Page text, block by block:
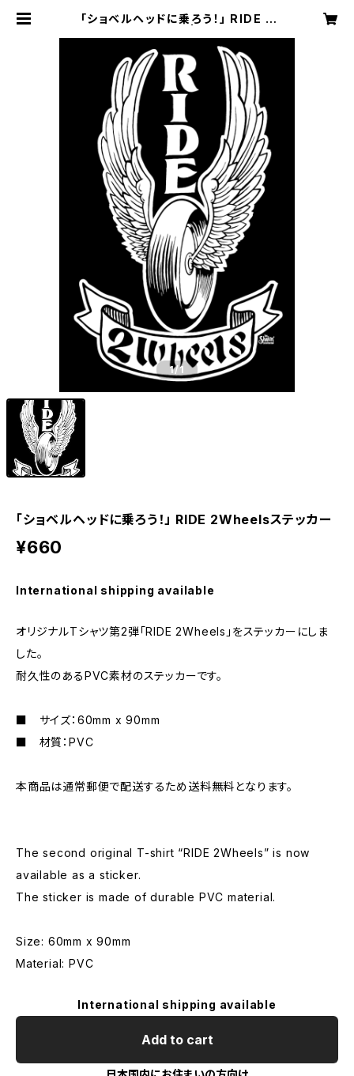
「ショベルヘッドに乗ろう！」 RIDE 2
ovelhead! BASE branch
1/1
「ショベルヘッドに乗ろう！」 RIDE 2Wheelsステッカー
¥660
International shipping available
オリジナルTシャツ第2弾「RIDE 2Wheels」をステッカーにしま
した。
耐久性のあるPVC素材のステッカーです。
■ サイズ：60mm x 90mm
■ 材質：PVC
本商品は通常郵便で配送するため送料無料となります。
The second original T-shirt “RIDE 2Wheels” is now
available as a sticker.
The sticker is made of durable PVC material.
Size: 60mm x 90mm
Material: PVC
International shipping available
Add to cart